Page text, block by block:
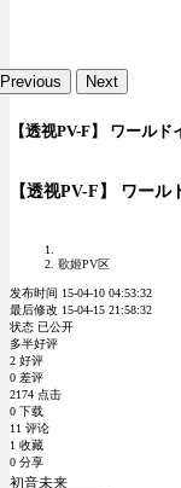
Previous Next
【透视PV-F】 ワールド
【透视PV-F】 ワール
歌姬PV区
发布时间 15-04-10 04:53:32
最后修改 15-04-15 21:58:32
状态 已公开
多半好评
2 好评
0 差评
2174 点击
0 下载
11 评论
1 收藏
0 分享
初音未来